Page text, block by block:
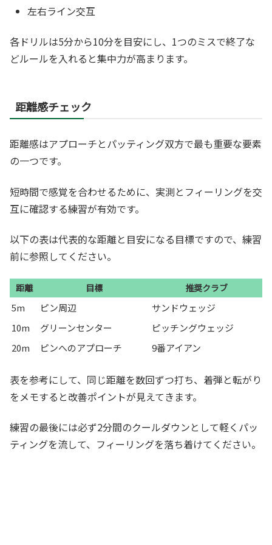
左右ライン交互
各ドリルは5分から10分を目安にし、1つのミスで終了な
どルールを入れると集中力が高まります。
距離感チェック
距離感はアプローチとパッティング双方で最も重要な要素
の一つです。
短時間で感覚を合わせるために、実測とフィーリングを交
互に確認する練習が有効です。
以下の表は代表的な距離と目安になる目標ですので、練習
前に参照してください。
距離 目標 推奨クラブ
5m ピン周辺
サンドウェッジ
10m
グリーンセンター
ピッチングウェッジ
20m
ピンへのアプローチ 9番アイアン
表を参考にして、同じ距離を数回ずつ打ち、着弾と転がり
をメモすると改善ポイントが見えてきます。
練習の最後には必ず2分間のクールダウンとして軽くパッ
ティングを流して、フィーリングを落ち着けてください。